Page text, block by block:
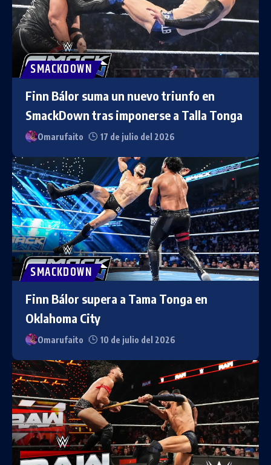
SMACKDOWN
Finn Bálor suma un nuevo triunfo en
SmackDown tras imponerse a Talla Tonga
Omarufaito 17 de julio del 2026
SMACKDOWN
Finn Bálor supera a Tama Tonga en
Oklahoma City
Omarufaito 10 de julio del 2026